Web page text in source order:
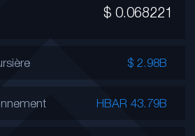
$ 0.068221
$ 2.98B
HBAR 43.79B